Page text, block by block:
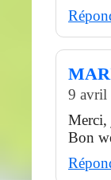
9 avril
Merci,
Bon